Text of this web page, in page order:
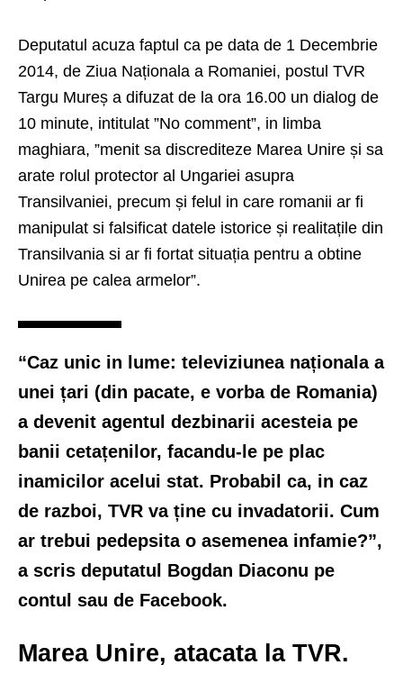
Deputatul acuza faptul ca pe data de 1 Decembrie
2014, de Ziua Naționala a Romaniei, postul TVR
Targu Mureș a difuzat de la ora 16.00 un dialog de
10 minute, intitulat ”No comment”, in limba
maghiara, ”menit sa discrediteze Marea Unire și sa
arate rolul protector al Ungariei asupra
Transilvaniei, precum și felul in care romanii ar fi
manipulat si falsificat datele istorice și realitațile din
Transilvania si ar fi fortat situația pentru a obtine
Unirea pe calea armelor”.
“Caz unic in lume: televiziunea naționala a
unei țari (din pacate, e vorba de Romania)
a devenit agentul dezbinarii acesteia pe
banii cetațenilor, facandu-le pe plac
inamicilor acelui stat. Probabil ca, in caz
de razboi, TVR va ține cu invadatorii. Cum
ar trebui pedepsita o asemenea infamie?”,
a scris deputatul Bogdan Diaconu pe
contul sau de Facebook.
Marea Unire, atacata la TVR.